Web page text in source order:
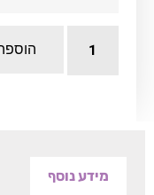
מידע נוסף